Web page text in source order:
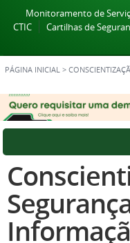
Monitoramento de
CTIC
Cartilhas de
PÁGINA INICIAL >